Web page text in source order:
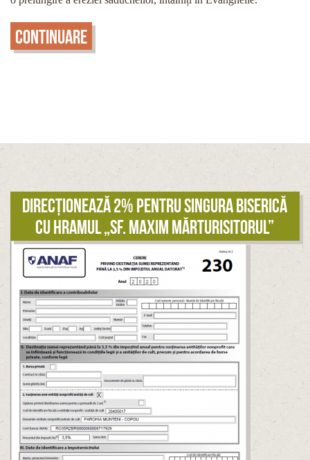
Continuare
Direcționează 2% pentru singura biserică
cu hramul „Sf. Maxim Mărturisitorul”